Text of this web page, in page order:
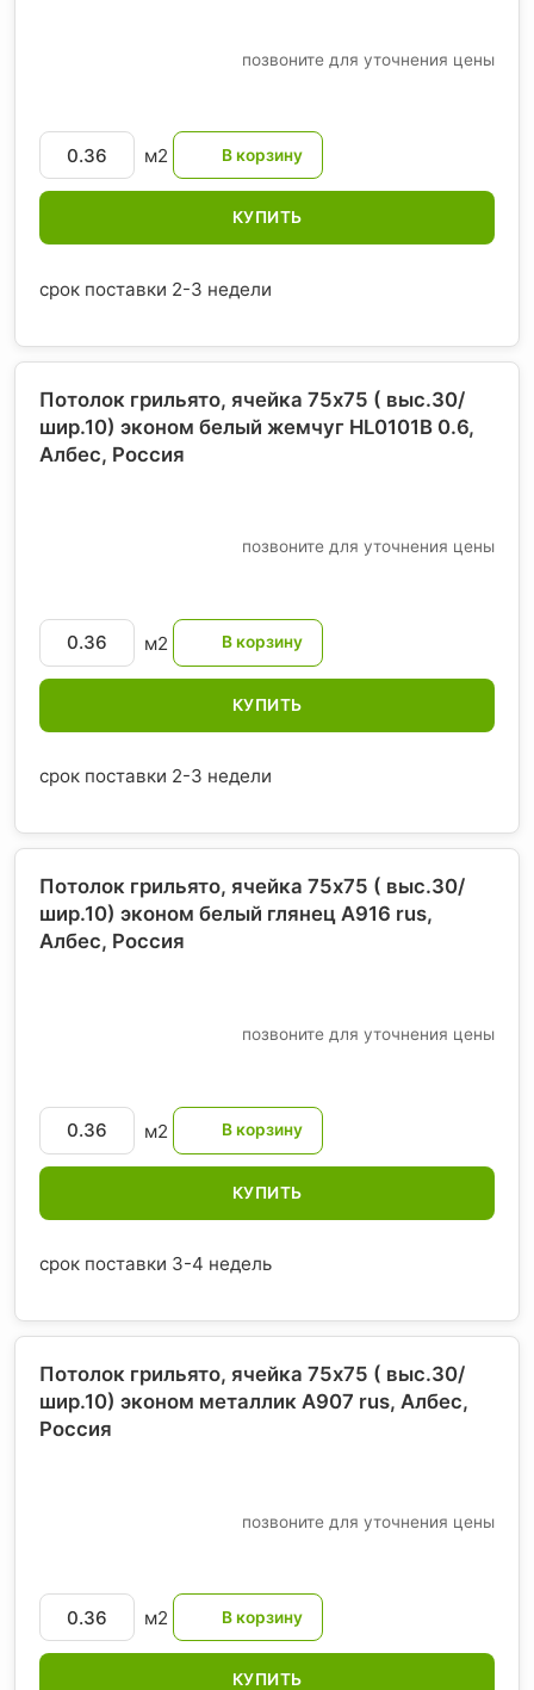
позвоните для уточнения цены
м2
КУПИТЬ
срок поставки 2-3 недели
Потолок грильято, ячейка 75х75 ( выс.30/
шир.10) эконом белый жемчуг HL0101B 0.6,
Албес, Россия
позвоните для уточнения цены
м2
КУПИТЬ
срок поставки 2-3 недели
Потолок грильято, ячейка 75х75 ( выс.30/
шир.10) эконом белый глянец А916 rus,
Албес, Россия
позвоните для уточнения цены
м2
КУПИТЬ
срок поставки 3-4 недель
Потолок грильято, ячейка 75х75 ( выс.30/
шир.10) эконом металлик А907 rus, Албес,
Россия
позвоните для уточнения цены
м2
КУПИТЬ